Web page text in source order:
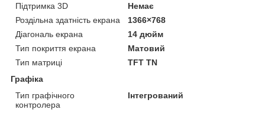
Підтримка 3D
Немає
Роздільна здатність екрана
1366×768
Діагональ екрана
14 дюйм
Тип покриття екрана
Матовий
Тип матриці
TFT TN
Графіка
Тип графічного
контролера
Інтегрований